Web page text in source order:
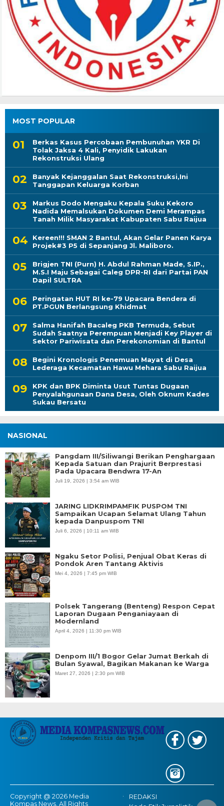
MOST POPULAR
Berkas Kasus Percobaan Pembunuhan YKR Di
Tolak Jaksa 4 Kali, Penyidik Lakukan
Rekonstruksi Ulang
Banyak Kejanggalan Saat Rekonstruksi,Ini
Tanggapan Keluarga Korban
Markus Dodo Mengaku Kepala Suku Kekoro
Nadida Memalsukan Dokumen Demi Merampas
Tanah Milik Masyarakat Kabupaten Sabu Raijua
Kereen!!! SMAN 2 Bantul, Akan Gelar Panen Karya
Projek#3 P5 di Sepanjang Jl. Maliboro.
Brigjen TNI (Purn) H. Abdul Rahman Made, S.IP.,
M.S.I Maju Sebagai Caleg DPR-RI dari Partai PAN
Dapil SULTRA
Peringatan HUT RI ke-79 Upacara Bendera di
PT.PGUN Berlangsung Khidmat
Salma Hanifah Bacaleg PKB Termuda, Sebut
Sudah Saatnya Perempuan Menjadi Key Player di
Sektor Pariwisata dan Perekonomian di Bantul
Begini Kronologis Penemuan Mayat di Desa
Lederaga Kecamatan Hawu Mehara Sabu Raijua
KPK dan BPK Diminta Usut Tuntas Dugaan
Penyalahgunaan Dana Desa, Oleh Oknum Kades
Sukau Bersatu
NASIONAL
Pangdam III/Siliwangi Berikan Penghargaan
Kepada Satuan dan Prajurit Berprestasi
Pada Upacara Bendwra 17-An
Juli 19, 2026 | 3:54 am WIB
JARING LIDKRIMPAMFIK PUSPOM TNI
Sampaikan Ucapan Selamat Ulang Tahun
kepada Danpuspom TNI
Juli 6, 2026 | 10:11 am WIB
Ngaku Setor Polisi, Penjual Obat Keras di
Pondok Aren Tantang Aktivis
Mei 4, 2026 | 7:45 pm WIB
Polsek Tangerang (Benteng) Respon Cepat
Laporan Dugaan Penganiayaan di
Modernland
April 4, 2026 | 11:30 pm WIB
Denpom III/1 Bogor Gelar Jumat Berkah di
Bulan Syawal, Bagikan Makanan ke Warga
Maret 27, 2026 | 2:30 pm WIB
Copyright @ 2026 Media
Kompas News, All Rights
REDAKSI